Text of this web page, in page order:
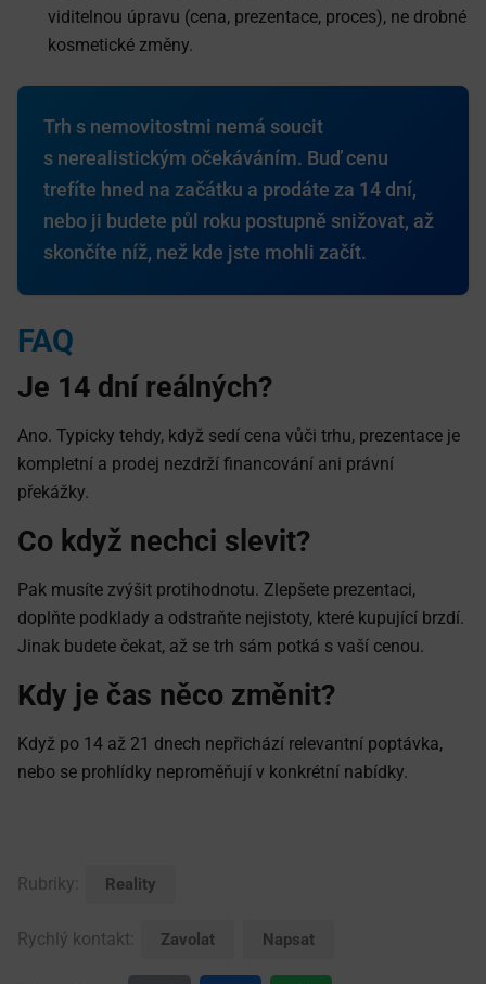
viditelnou úpravu (cena, prezentace, proces), ne drobné
kosmetické změny.
Trh s nemovitostmi nemá soucit
s nerealistickým očekáváním. Buď cenu
trefíte hned na začátku a prodáte za 14 dní,
nebo ji budete půl roku postupně snižovat, až
skončíte níž, než kde jste mohli začít.
FAQ
Je 14 dní reálných?
Ano. Typicky tehdy, když sedí cena vůči trhu, prezentace je
kompletní a prodej nezdrží financování ani právní
překážky.
Co když nechci slevit?
Pak musíte zvýšit protihodnotu. Zlepšete prezentaci,
doplňte podklady a odstraňte nejistoty, které kupující brzdí.
Jinak budete čekat, až se trh sám potká s vaší cenou.
Kdy je čas něco změnit?
Když po 14 až 21 dnech nepřichází relevantní poptávka,
nebo se prohlídky neproměňují v konkrétní nabídky.
Rubriky: Reality
Rychlý kontakt: Zavolat Napsat